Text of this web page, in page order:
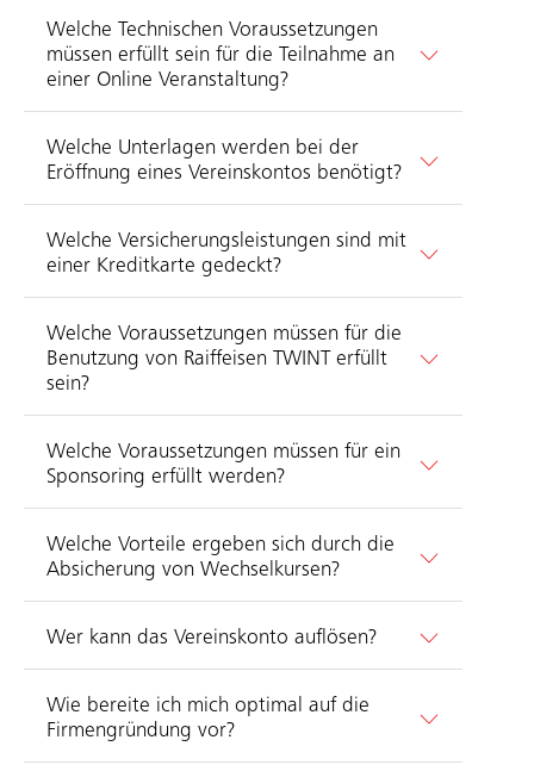
Welche Technischen Voraussetzungen
müssen erfüllt sein für die Teilnahme an
einer Online Veranstaltung?
Welche Unterlagen werden bei der
Eröffnung eines Vereinskontos benötigt?
Welche Versicherungsleistungen sind mit
einer Kreditkarte gedeckt?
Welche Voraussetzungen müssen für die
Benutzung von Raiffeisen TWINT erfüllt
sein?
Welche Voraussetzungen müssen für ein
Sponsoring erfüllt werden?
Welche Vorteile ergeben sich durch die
Absicherung von Wechselkursen?
Wer kann das Vereinskonto auflösen?
Wie bereite ich mich optimal auf die
Firmengründung vor?